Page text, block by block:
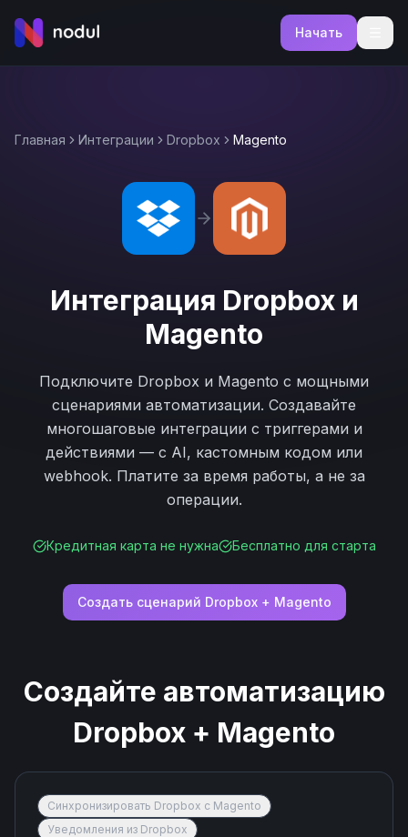
Начать
Главная Интеграции Dropbox Magento
Интеграция Dropboxи
Magento
Подключите Dropbox и Magento с мощными
сценариями автоматизации. Создавайте
многошаговые интеграции с триггерами и
действиями — с AI, кастомным кодом или
webhook. Платите за время работы, а не за
операции.
Кредитная карта не нужна Бесплатно для старта
Создать сценарий Dropbox+ Magento
Создайте автоматизацию
Dropbox + Magento
Синхронизировать Dropbox с Magento
Уведомления из Dropbox